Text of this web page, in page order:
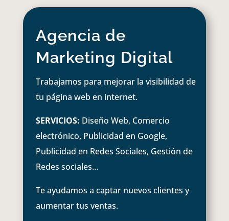
Agencia de
Marketing Digital
Trabajamos para mejorar la visibilidad de
tu página web en internet.
SERVICIOS: Diseño Web, Comercio
electrónico, Publicidad en Google,
Publicidad en Redes Sociales, Gestión de
Redes sociales…
Te ayudamos a captar nuevos clientes y
aumentar tus ventas.